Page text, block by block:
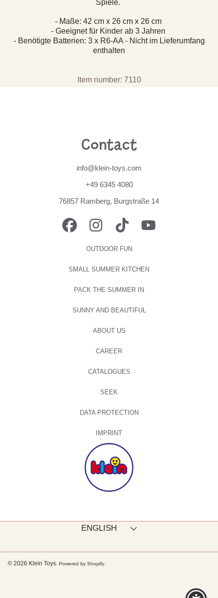
Spiele.
- Maße: 42 cm x 26 cm x 26 cm
- Geeignet für Kinder ab 3 Jahren
- Benötigte Batterien: 3 x R6-AA - Nicht im Lieferumfang
enthalten
Item number: 7110
Contact
info@klein-toys.com
+49 6345 4080
76857 Ramberg, Burgstraße 14
FACEBOOKINSTAGRAMTIKTOK
OUTDOOR FUN
SMALL SUMMER KITCHEN
PACK THE SUMMER IN
SUNNY AND BEAUTIFUL
ABOUT US
CAREER
CATALOGUES
SEEK
DATA PROTECTION
IMPRINT
© 2026 Klein Toys. Powered by Shopify.
ENGLISH